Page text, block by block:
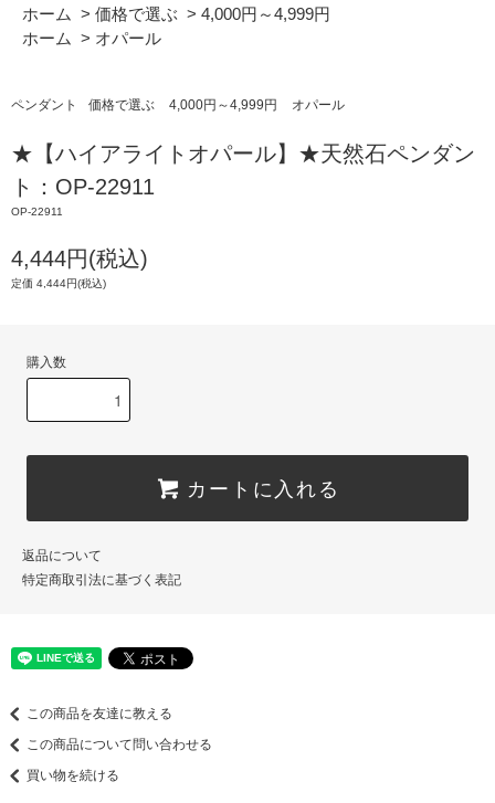
ホーム > 価格で選ぶ > 4,000円～4,999円
ホーム > オパール
ペンダント 価格で選ぶ 4,000円～4,999円 オパール
★【ハイアライトオパール】★天然石ペンダン
ト：OP-22911
OP-22911
4,444円(税込)
定価 4,444円(税込)
購入数
カートに入れる
返品について
特定商取引法に基づく表記
この商品を友達に教える
この商品について問い合わせる
買い物を続ける